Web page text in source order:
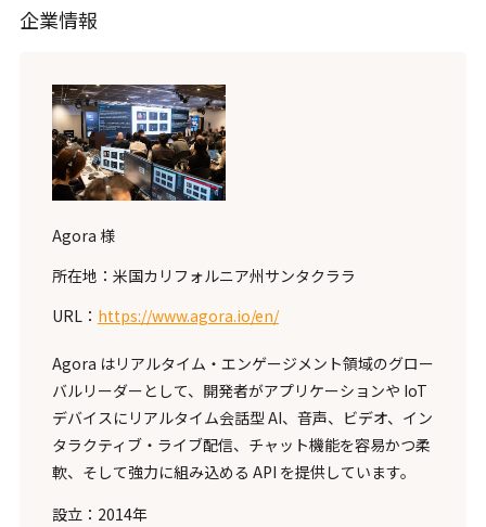
企業情報
Agora 様
所在地：米国カリフォルニア州サンタクララ
URL： https://www.agora.io/en/
Agora はリアルタイム・エンゲージメント領域のグロー
バルリーダーとして、開発者がアプリケーションや IoT
デバイスにリアルタイム会話型 AI、音声、ビデオ、イン
タラクティブ・ライブ配信、チャット機能を容易かつ柔
軟、そして強力に組み込める API を提供しています。
設立：2014年